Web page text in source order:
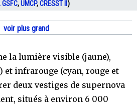
GSFC,UMCP,CRESST II )
voir plus grand
la lumière visible (jaune),
infrarouge (cyan, rouge et
deux vestiges de supernova
situés à environ 6 000